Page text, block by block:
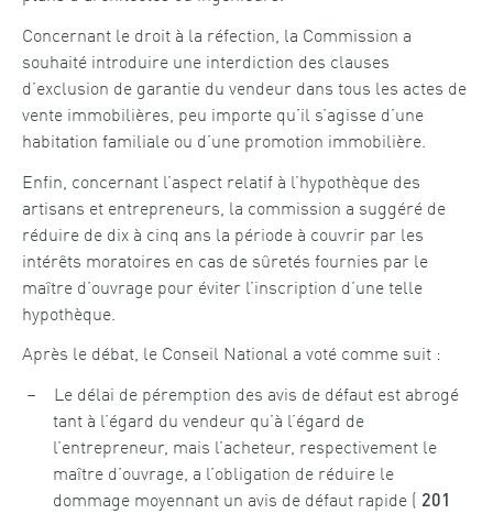
Concernant le droit à la réfection, la Commission a
souhaité introduire une interdiction des clauses
d’exclusion de garantie du vendeur dans tous les actes de
vente immobilières, peu importe qu’il s’agisse d’une
habitation familiale ou d’une promotion immobilière.
Enfin, concernant l’aspect relatif à l’hypothèque des
artisans et entrepreneurs, la commission a suggéré de
réduire de dix à cinq ans la période à couvrir par les
intérêts moratoires en cas de sûretés fournies par le
maître d’ouvrage pour éviter l’inscription d’une telle
hypothèque.
Après le débat, le Conseil National a voté comme suit :
Le délai de péremption des avis de défaut est abrogé
tant à l’égard du vendeur qu’à l’égard de
l’entrepreneur, mais l’acheteur, respectivement le
maître d’ouvrage, a l’obligation de réduire le
dommage moyennant un avis de défaut rapide ( 201